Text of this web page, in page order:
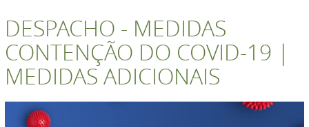
DESPACHO - MEDIDAS
CONTENÇÃO DO COVID-19 |
MEDIDAS ADICIONAIS